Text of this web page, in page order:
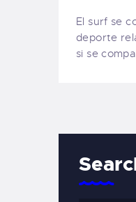
El surf se
deporte
si se